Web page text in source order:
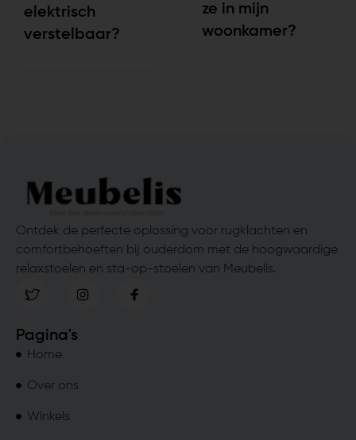
elektrisch
verstelbaar?
ze in mijn
woonkamer?
Ontdek de perfecte oplossing voor rugklachten en
comfortbehoeften bij ouderdom met de hoogwaardige
relaxstoelen en sta-op-stoelen van Meubelis.
Pagina's
Home
Over ons
Winkels